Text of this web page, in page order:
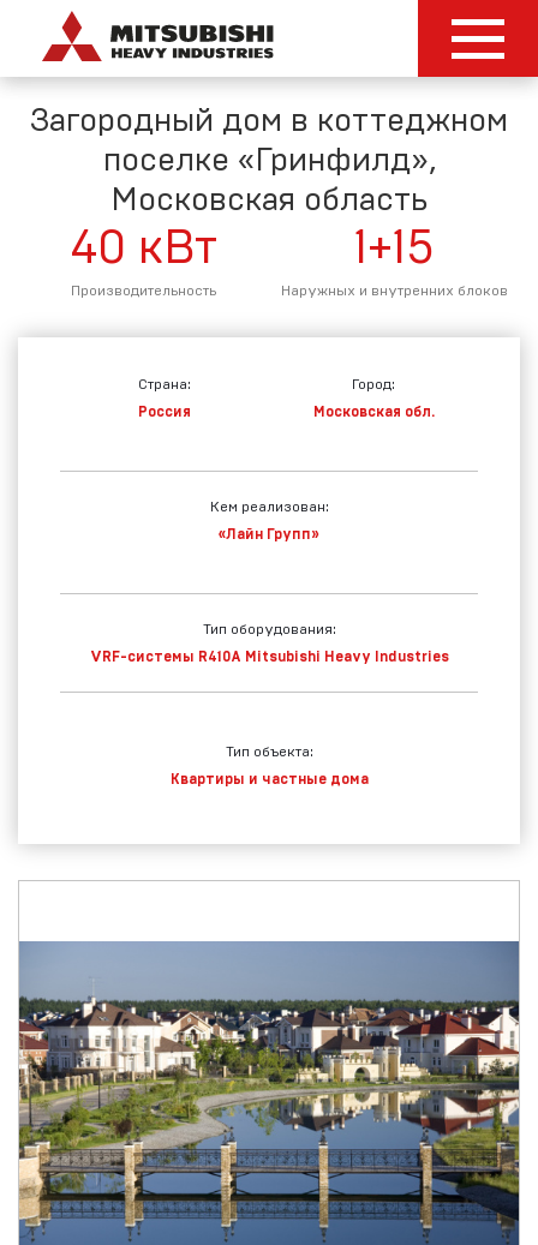
Загородный дом в коттеджном
поселке «Гринфилд»,
Московская область
40 кВт
Производительность
1+15
Наружных и внутренних блоков
Страна:
Россия
Город:
Московская обл.
Кем реализован:
«Лайн Групп»
Тип оборудования:
VRF-системы R410A Mitsubishi Heavy Industries
Тип объекта:
Квартиры и частные дома